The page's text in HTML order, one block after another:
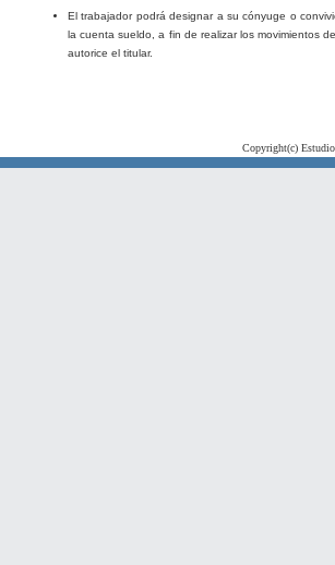
El trabajador podrá designar a su cónyuge o
la cuenta sueldo, a fin de realizar los movimientos
autorice el titular.
Copyright(c)